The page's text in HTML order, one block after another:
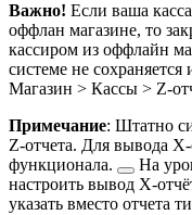
Важно! Если ваша
оффлан магазине, то
кассиром из оффлайн
системе не сохраняется
Магазин > Кассы > Z-
Примечание: Штатно
Z-отчета. Для вывода
функционала.
На
настроить вывод X-
указать вместо отчета